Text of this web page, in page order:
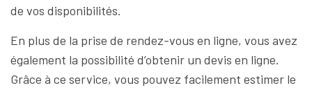
de vos disponibilités.
En plus de la prise de rendez-vous en ligne, vous avez
également la possibilité d’obtenir un devis en ligne.
Grâce à ce service, vous pouvez facilement estimer le